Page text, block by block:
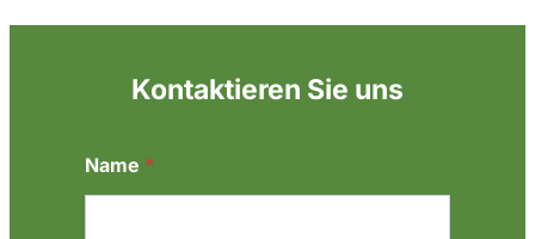
Kontaktieren Sie uns
Name *